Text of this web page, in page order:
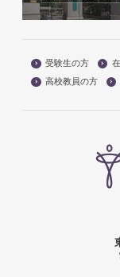
受験生の方
高校教員の方